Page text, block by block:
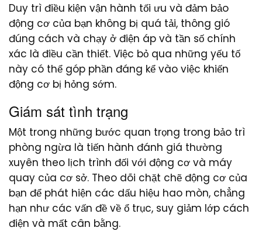
Duy trì điều kiện vận hành tối ưu và đảm bảo
động cơ của bạn không bị quá tải, thông gió
đúng cách và chạy ở điện áp và tần số chính
xác là điều cần thiết. Việc bỏ qua những yếu tố
này có thể góp phần đáng kể vào việc khiến
động cơ bị hỏng sớm.
Giám sát tình trạng
Một trong những bước quan trọng trong bảo trì
phòng ngừa là tiến hành đánh giá thường
xuyên theo lịch trình đối với động cơ và máy
quay của cơ sở. Theo dõi chặt chẽ động cơ của
bạn để phát hiện các dấu hiệu hao mòn, chẳng
hạn như các vấn đề về ổ trục, suy giảm lớp cách
điện và mất cân bằng.